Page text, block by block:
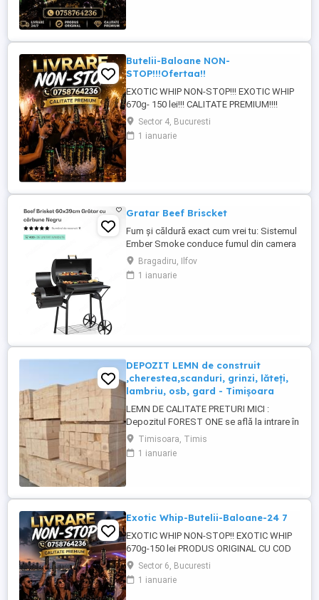
Butelii-Baloane NON-
STOP!!!Ofertaa!!
EXOTIC WHIP NON-STOP!!! EXOTIC WHIP
670g- 150 lei!!! CALITATE PREMIUM!!!!
PRODUS ORIGINAL CU COD QR!!! LIVRARE
RAPIDA BUCURESTI-ILFOV!!!!
Sector 4, Bucuresti
1 ianuarie
Gratar Beef Briscket
Fum și căldură exact cum vrei tu: Sistemul
Ember Smoke conduce fumul din camera
de afumat în camera de gătit, oferindu-ți
libertatea să combini afumarea cu grătarul
direct sau să le folosești pe rând totul
Bragadiru, Ilfov
1 ianuarie
DEPOZIT LEMN de construit
,cherestea,scanduri, grinzi, lăteți,
lambriu, osb, gard - Timișoara
LEMN DE CALITATE PRETURI MICI :
Depozitul FOREST ONE se află la intrare în
MOSNITA NOUA dinspre TIMISOARA. (
langa magazin Profi) SCANDURA
nedimensionată (3-5 m) SCANDURA
19 mm, 3-4m, clasa A PAZIE 20,25 cm ...
Timisoara, Timis
1 ianuarie
Exotic Whip-Butelii-Baloane-24 7
EXOTIC WHIP NON-STOP!! EXOTIC WHIP
670g-150 lei PRODUS ORIGINAL CU COD
QR!!! CALITATE PREMIUM PENTRU
PETRECERI DE NEUITAT!!! LIVRARE
RAPIDA BUCURESTI-ILFOV!!!
Sector 6, Bucuresti
1 ianuarie